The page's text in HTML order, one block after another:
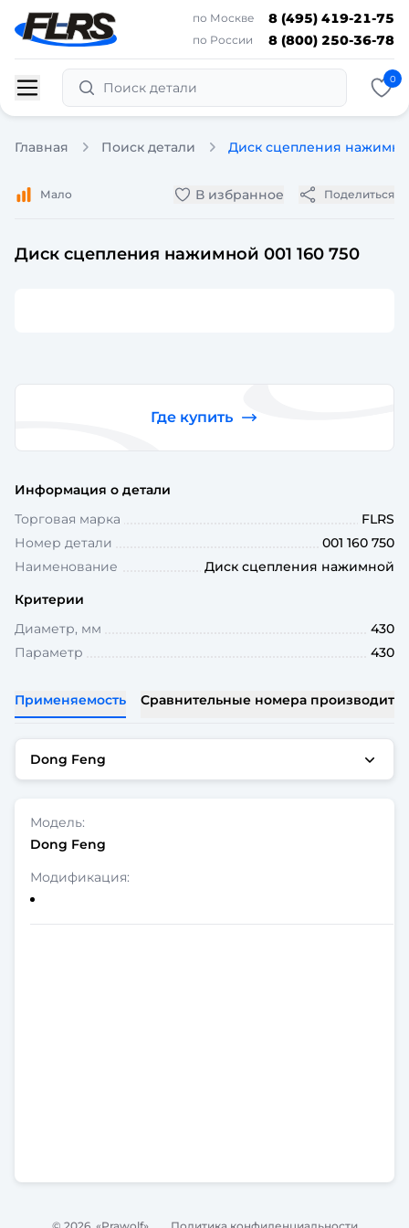
по Москве 8 (495) 419-21-75
по России 8 (800) 250-36-78
Поиск детали
0
Главная Поиск детали Диск сцепления
Мало В избранное Поделиться
Диск сцепления нажимной 001 160 750
Где купить
Информация о детали
Торговая марка
FLRS
Номер детали
001 160 750
Наименование
Диск сцепления нажимной
Критерии
Диаметр, мм
430
Параметр
430
Применяемость Сравнительные номера
Dong Feng
Dong Feng